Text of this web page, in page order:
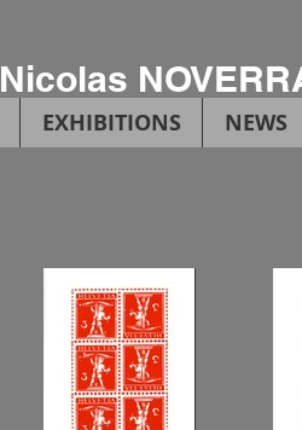
Nicolas
EXHIBITIONS NEWS